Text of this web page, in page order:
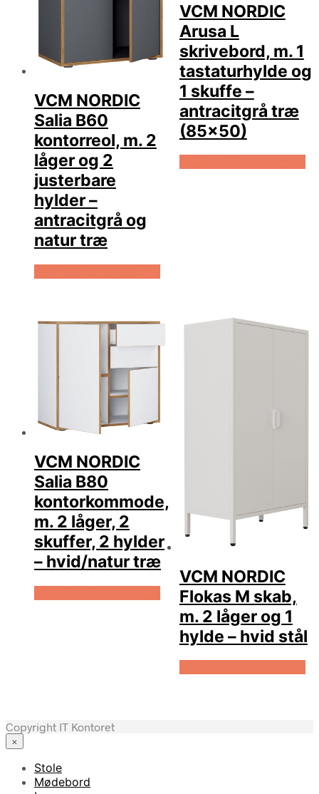
VCM NORDIC
Salia B60
kontorreol, m. 2
låger og 2
justerbare
hylder –
antracitgrå og
natur træ
VCM NORDIC
Arusa L
skrivebord, m. 1
tastaturhylde og
1 skuffe –
antracitgrå træ
(85×50)
VCM NORDIC
Salia B80
kontorkommode,
m. 2 låger, 2
skuffer, 2 hylder
– hvid/natur træ
VCM NORDIC
Flokas M skab,
m. 2 låger og 1
hylde – hvid stål
Copyright IT Kontoret
×
Stole
Mødebord